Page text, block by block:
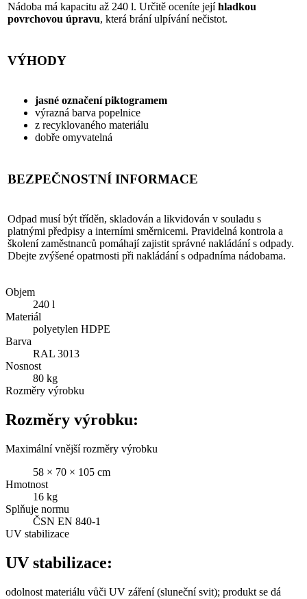
Nádoba má kapacitu až 240 l. Určitě oceníte jejíhladkou
povrchovou úpravu, která brání ulpívání nečistot.
VÝHODY
jasné označení piktogramem
výrazná barva popelnice
z recyklovaného materiálu
dobře omyvatelná
BEZPEČNOSTNÍ INFORMACE
Odpad musí být tříděn, skladován a likvidován v souladu s
platnými předpisy a interními směrnicemi. Pravidelná kontrola a
školení zaměstnanců pomáhají zajistit správné nakládání s odpady.
Dbejte zvýšené opatrnosti při nakládání s odpadníma nádobama.
Objem
240 l
Materiál
polyetylen HDPE
Barva
RAL 3013
Nosnost
80 kg
Rozměry výrobku
Rozměry výrobku:
Maximální vnější rozměry výrobku
58 × 70 × 105 cm
Hmotnost
16 kg
Splňuje normu
ČSN EN 840-1
UV stabilizace
UV stabilizace:
odolnost materiálu vůči UV záření (sluneční svit); produkt se dá